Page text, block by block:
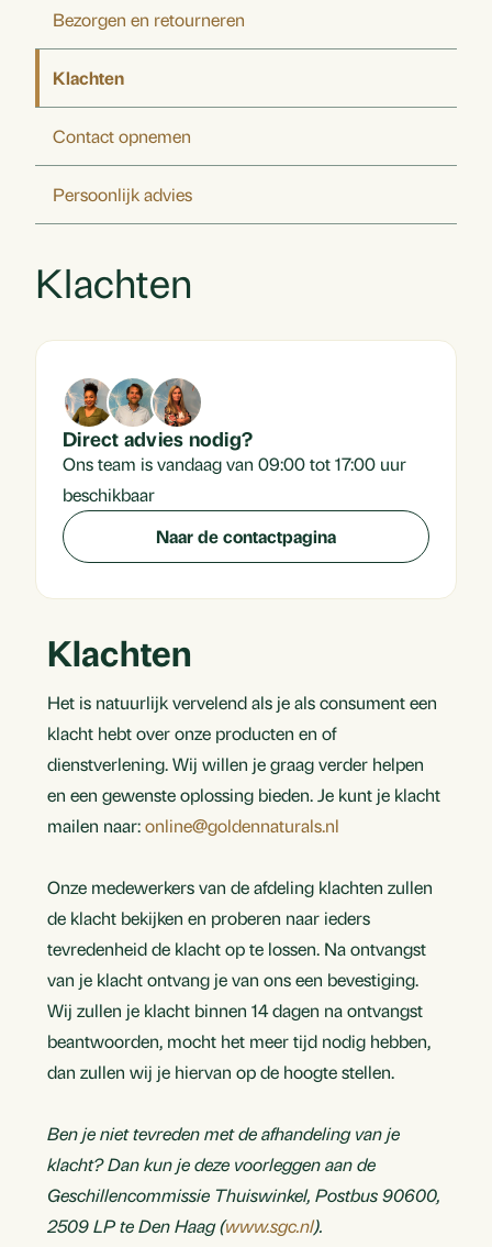
Bezorgen en retourneren
Klachten
Contact opnemen
Persoonlijk advies
Klachten
Direct advies nodig?
Ons team is vandaag van 09:00 tot 17:00 uur
beschikbaar
Naar de contactpagina
Klachten
Het is natuurlijk vervelend als je als consument een
klacht hebt over onze producten en of
dienstverlening. Wij willen je graag verder helpen
en een gewenste oplossing bieden. Je kunt je klacht
mailen naar:online@goldennaturals.nl
Onze medewerkers van de afdeling klachten zullen
de klacht bekijken en proberen naar ieders
tevredenheid de klacht op te lossen. Na ontvangst
van je klacht ontvang je van ons een bevestiging.
Wij zullen je klacht binnen 14 dagen na ontvangst
beantwoorden, mocht het meer tijd nodig hebben,
dan zullen wij je hiervan op de hoogte stellen.
Ben je niet tevreden met de afhandeling van je
klacht? Dan kun je deze voorleggen aan de
Geschillencommissie Thuiswinkel, Postbus 90600,
2509 LP te Den Haag (www.sgc.nl).